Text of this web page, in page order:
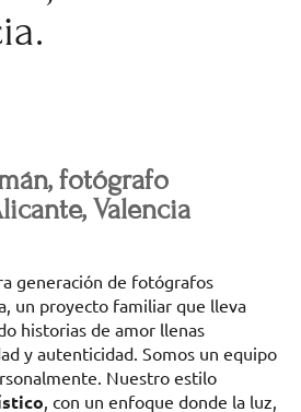
fotógrafo
Valencia
generación de fotógrafos
un proyecto familiar que lleva
historias de amor llenas
y autenticidad. Somos un equipo
Nuestro estilo
, con un enfoque donde la luz,